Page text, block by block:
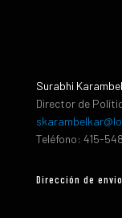
Surabhi
Director de
Teléfono: 415-
Dirección de